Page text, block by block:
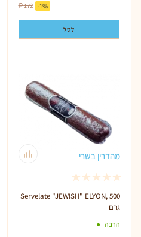
₽172 -1%
לסל
מהדרין בשרי
Servelate "JEWISH" ELYON, 500
גרם
הרבה